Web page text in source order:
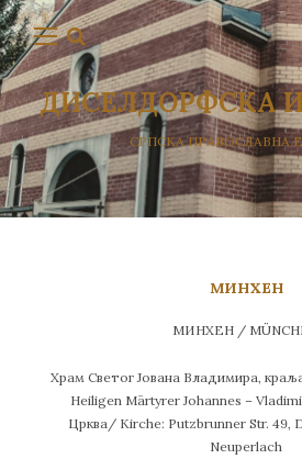
ДИСЕЛДОРФСКА
СРПСКА ПРАВОСЛАВНА
МИНХЕН
МИНХЕН /
Храм Светог Јована Владимира,
Heiligen Märtyrer Johannes –
Црква/ Kirche: Putzbrunner Str. 49,
Neuperlach